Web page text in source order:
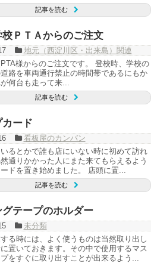
記事を読む
校ＰＴＡからのご注文
地元（西淀川区・出来島）関連
様からのご注文です。 登校時、学校の
路を車両通行禁止の時間帯であるにもか
何台も走って来...
記事を読む
ード
看板屋のカンバン
るとかで誰も店にいない時に初めて訪れ
通りかかった人にまた来てもらえるよう
ドを置き始めました。 店頭に置...
記事を読む
グテープのホルダー
未分類
る時には、よく使うものは当然取り出し
置いておきます。その中で使用するマス
をすぐに取り出すことが出来るよう...